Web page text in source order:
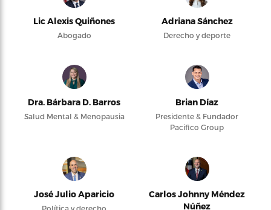
Lic Alexis Quiñones
Abogado
Adriana Sánchez
Derecho y deporte
Dra. Bárbara D. Barros
Salud Mental & Menopausia
Brian Díaz
Presidente & Fundador
Pacifico Group
José Julio Aparicio
Política y derecho
Carlos Johnny Méndez
Núñez